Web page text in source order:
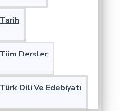
Tarih
Tüm Dersler
Türk Dili Ve Edebiyatı